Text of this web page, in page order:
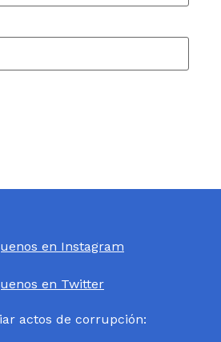
en Instagram
en Twitter
actos de corrupción: